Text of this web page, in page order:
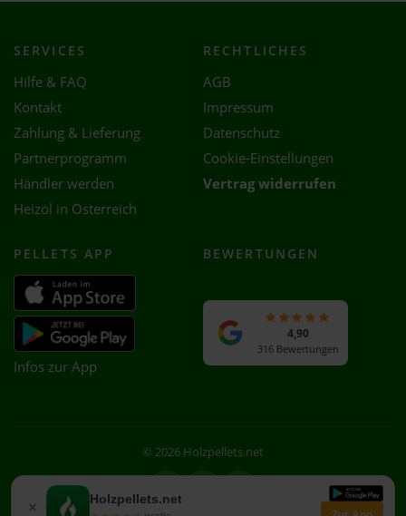
× Holzpellets.net
SERVICES
Hilfe & FAQ
Kontakt
Zahlung & Lieferung
Partnerprogramm
Händler werden
Heizöl in Österreich
RECHTLICHES
AGB
Impressum
Datenschutz
Cookie-Einstellungen
Vertrag widerrufen
PELLETS APP
Infos zur App
BEWERTUNGEN
4,90
316 Bewertungen
© 2026 Holzpellets.net
Facebook